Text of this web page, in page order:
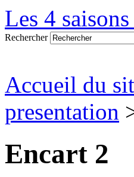
Les 4
Rechercher
Accueil du
presentation
Encart 2